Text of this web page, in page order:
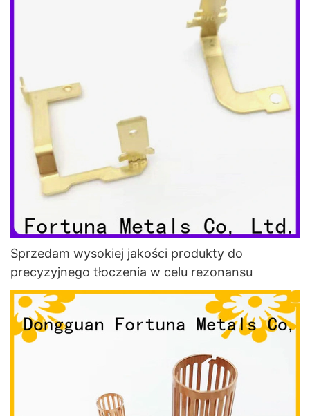
Sprzedam wysokiej jakości produkty do
precyzyjnego tłoczenia w celu rezonansu